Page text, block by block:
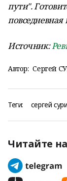
пути".
Источник:
Автор: Сергей
Теги: сергей
Читайте